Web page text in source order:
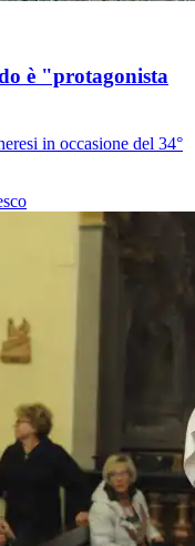
è "protagonista
in occasione del 34°